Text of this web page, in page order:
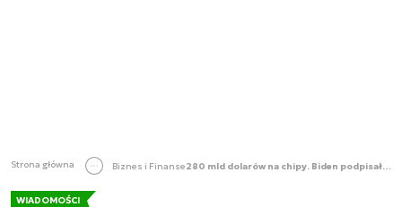
Strona główna Biznes i Finanse 280 mld dolarów na chipy. Biden podpisał ustawę
WIADOMOŚCI